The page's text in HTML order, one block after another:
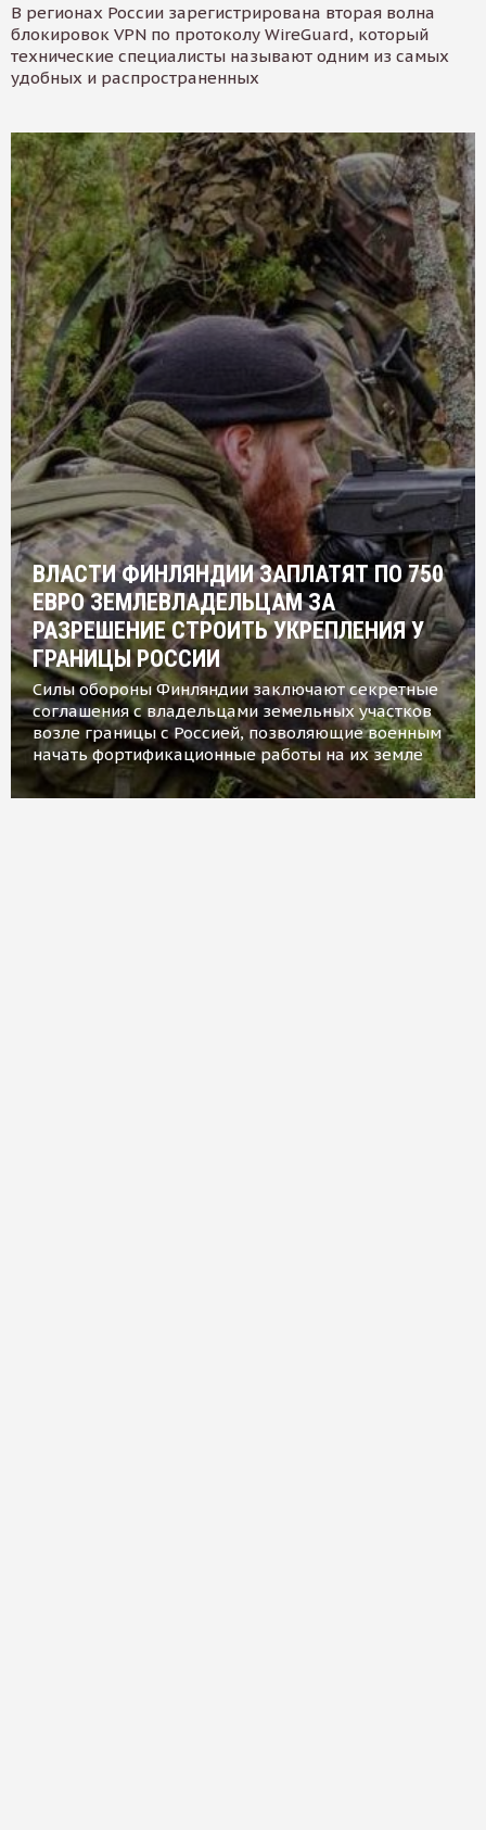
В регионах России зарегистрирована вторая волна
блокировок VPN по протоколу WireGuard, который
технические специалисты называют одним из самых
удобных и распространенных
ВЛАСТИ ФИНЛЯНДИИ ЗАПЛАТЯТ ПО 750
ЕВРО ЗЕМЛЕВЛАДЕЛЬЦАМ ЗА
РАЗРЕШЕНИЕ СТРОИТЬ УКРЕПЛЕНИЯ У
ГРАНИЦЫ РОССИИ
Силы обороны Финляндии заключают секретные
соглашения с владельцами земельных участков
возле границы с Россией, позволяющие военным
начать фортификационные работы на их земле